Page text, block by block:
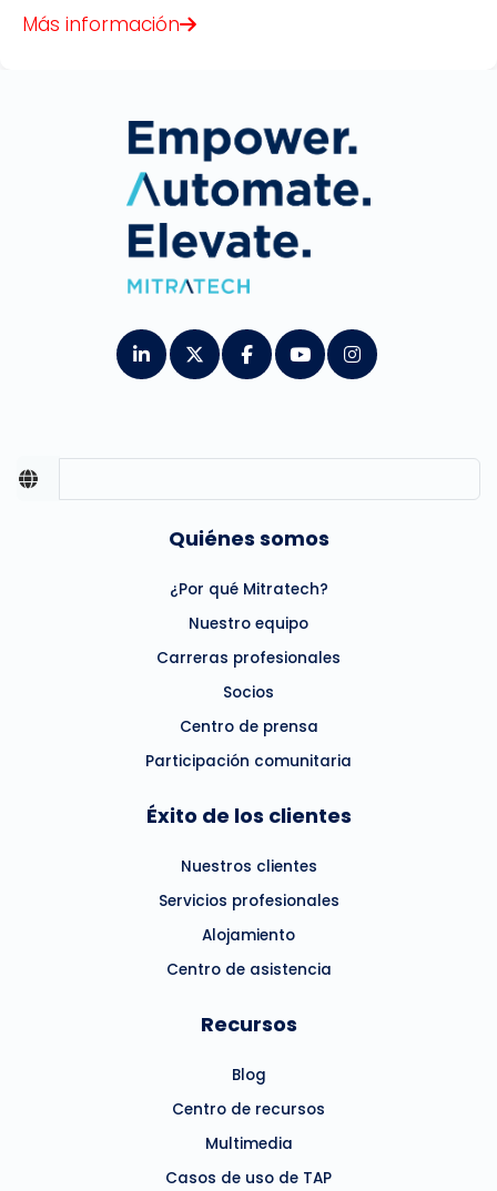
Más información
Quiénes somos
¿Por qué Mitratech?
Nuestro equipo
Carreras profesionales
Socios
Centro de prensa
Participación comunitaria
Éxito de los clientes
Nuestros clientes
Servicios profesionales
Alojamiento
Centro de asistencia
Recursos
Blog
Centro de recursos
Multimedia
Casos de uso de TAP